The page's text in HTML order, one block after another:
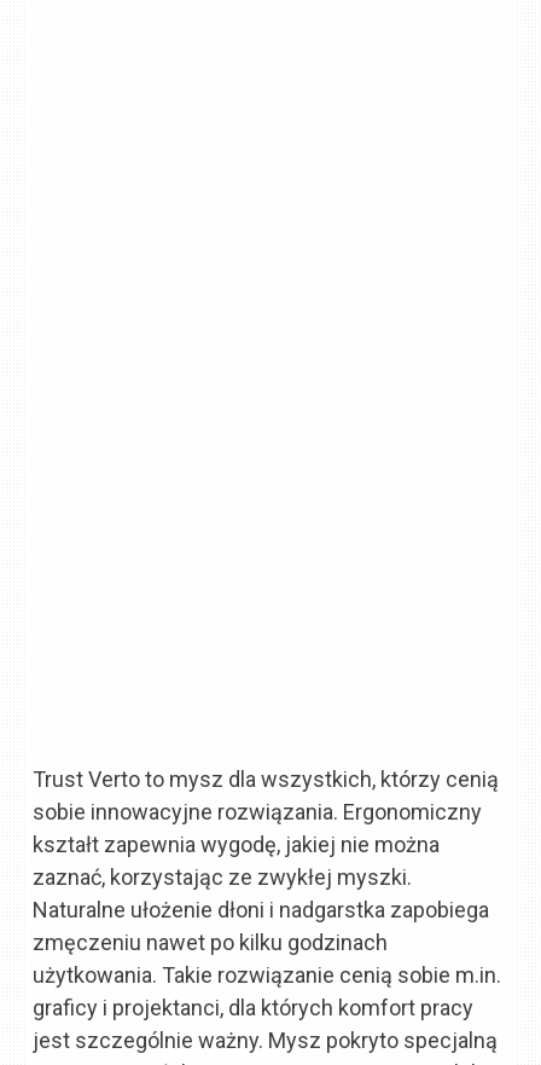
Trust Verto to mysz dla wszystkich, którzy cenią
sobie innowacyjne rozwiązania. Ergonomiczny
kształt zapewnia wygodę, jakiej nie można
zaznać, korzystając ze zwykłej myszki.
Naturalne ułożenie dłoni i nadgarstka zapobiega
zmęczeniu nawet po kilku godzinach
użytkowania. Takie rozwiązanie cenią sobie m.in.
graficy i projektanci, dla których komfort pracy
jest szczególnie ważny. Mysz pokryto specjalną